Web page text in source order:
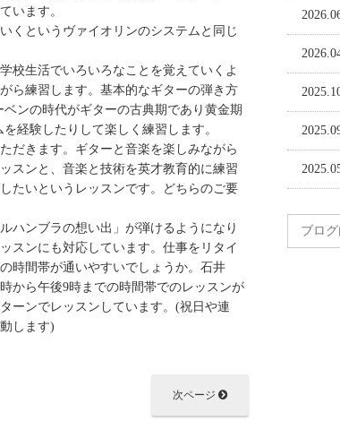
います。
くというヴァイオリンのシステムと同じ
校生活でいろいろなことを覚えていくよ
ら練習します。基本的なギターの弾き方
ンの時代がギターの古典期であり黄金期
経験したりして楽しく練習します。
だきます。ギターと音楽を楽しみながら
スンと、音楽と技術を英才教育的に練習
たいというレッスンです。どちらのご要
ハンブラの想い出」が弾けるようになり
スンにも対応しています。仕事をリタイ
時間帯が通いやすいでしょうか。石井
から午後9時までの時間帯でのレッスンが
ーンでレッスンしています。(祝日や連
します)
次ページ